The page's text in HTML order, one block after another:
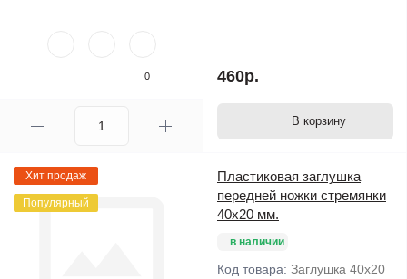
0 460р.
В корзину
Хит продаж
Популярный
Пластиковая заглушка
передней ножки стремянки
40х20 мм.
в наличии
Код товара: Заглушка 40х20